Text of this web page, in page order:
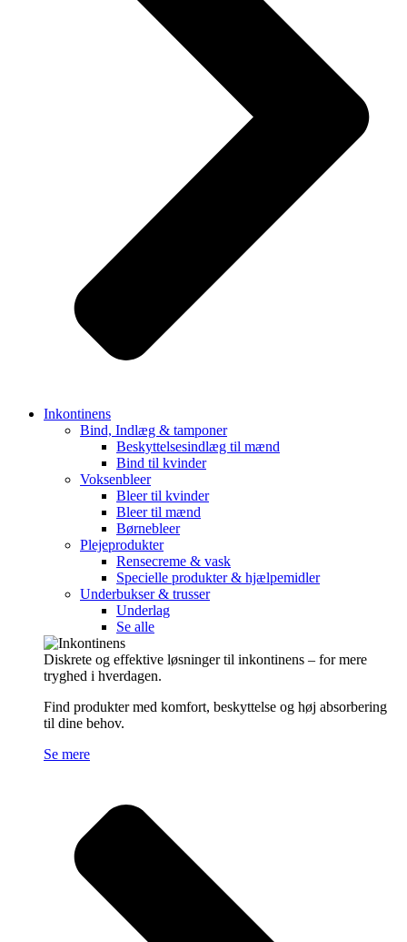
Inkontinens
Bind, Indlæg & tamponer
Beskyttelsesindlæg til mænd
Bind til kvinder
Voksenbleer
Bleer til kvinder
Bleer til mænd
Børnebleer
Plejeprodukter
Rensecreme & vask
Specielle produkter & hjælpemidler
Underbukser & trusser
Underlag
Se alle
Diskrete og effektive løsninger til inkontinens – for mere
tryghed i hverdagen.
Find produkter med komfort, beskyttelse og høj absorbering
til dine behov.
Se mere